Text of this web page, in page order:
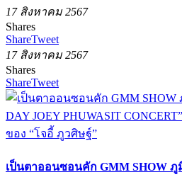
17 สิงหาคม 2567
Shares
ShareTweet
17 สิงหาคม 2567
Shares
ShareTweet
เป็นตาออนซอนคัก GMM SHOW ภู